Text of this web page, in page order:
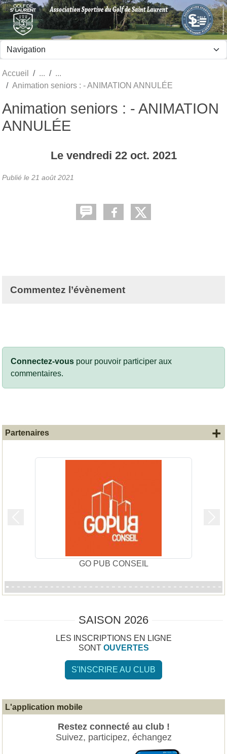
Accueil
Animation seniors : - ANIMATION ANNULÉE
Animation seniors : - ANIMATION
ANNULÉE
Le vendredi 22 oct. 2021
Publié le 21 août 2021
Commentez l’évènement
Connectez-vous pour pouvoir participer aux
commentaires.
Partenaires
GO PUB CONSEIL
+
SAISON 2026
LES INSCRIPTIONS EN LIGNE
SONT OUVERTES
S'INSCRIRE AU CLUB
L'application mobile
Restez connecté au club !
Suivez, participez, échangez
Panneau de gestion des cookies